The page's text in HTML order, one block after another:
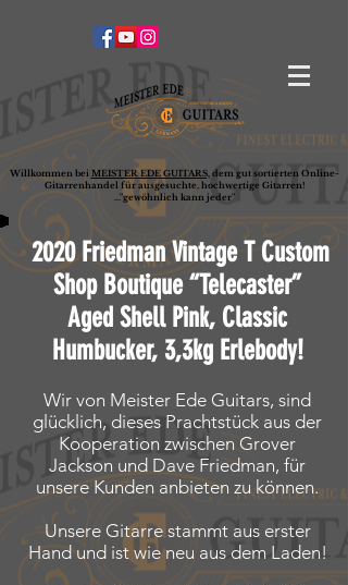
Willkommen bei MEISTER EDE GUITARS,dem gut sortierten Online-
Gitarrenhandel für ausgesuchte, hochwertige Gitarren!
..."gewöhnlich kann jeder"
2020 Friedman Vintage T Custom
Shop Boutique “Telecaster”
Aged Shell Pink, Classic
Humbucker, 3,3kg Erlebody!
Wir von Meister Ede Guitars, sind
glücklich, dieses Prachtstück aus der
Kooperation zwischen Grover
Jackson und Dave Friedman, für
unsere Kunden anbieten zu können.
Unsere Gitarre stammt aus erster
Hand und ist wie neu aus dem Laden!